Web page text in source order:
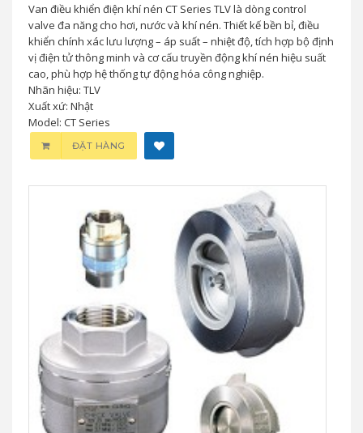
Van điều khiển điện khí nén CT Series TLV là dòng control
valve đa năng cho hơi, nước và khí nén. Thiết kế bền bỉ, điều
khiển chính xác lưu lượng – áp suất – nhiệt độ, tích hợp bộ định
vị điện tử thông minh và cơ cấu truyền động khí nén hiệu suất
cao, phù hợp hệ thống tự động hóa công nghiệp.
Nhãn hiệu: TLV
Xuất xứ: Nhật
Model: CT Series
ĐẶT HÀNG